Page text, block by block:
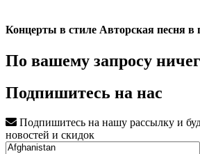
Концерты в стиле Авторская песня в
По вашему запросу
Подпишитесь на нас
Подпишитесь на нашу рассылку и
новостей и скидок